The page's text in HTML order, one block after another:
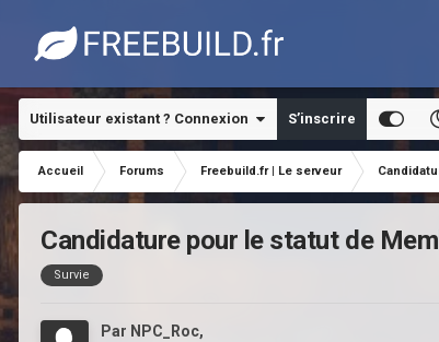
Utilisateur existant ? Connexion S’inscrire
Accueil Forums Freebuild.fr | Le serveur
Candidature pour le statut de
Survie
Par NPC_Roc,